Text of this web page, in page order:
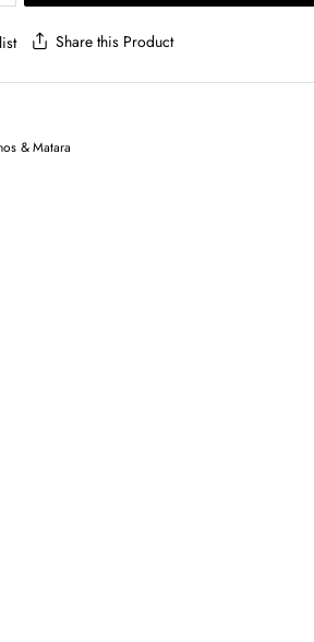
Share this Product
& Matara